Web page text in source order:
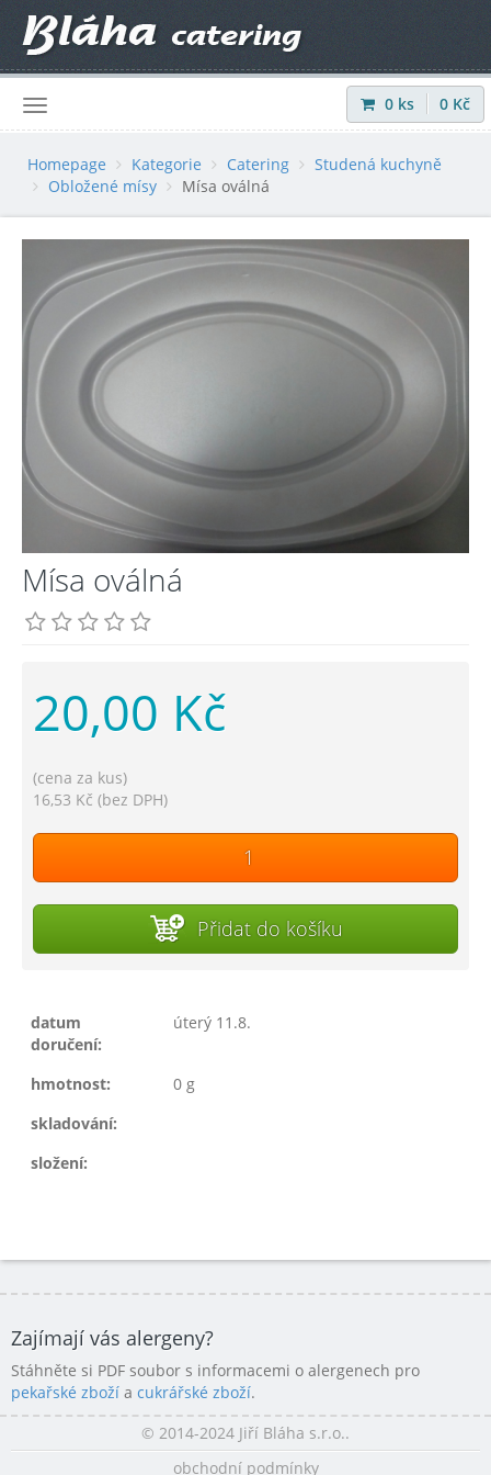
Přihlásit |Registrovat
0 ks 0 Kč
Homepage Kategorie Catering
Studená kuchyně
Obložené mísy
Mísa oválná
Mísa oválná
20,00 Kč
(cena za kus)
16,53 Kč (bez DPH)
Přidat do košíku
datum
doručení:
úterý 11.8.
hmotnost:
0 g
skladování:
složení:
Zajímají vás alergeny?
Stáhněte si PDF soubor s informacemi o alergenech pro
pekařské zboží a cukrářské zboží.
© 2014-2024 Jiří Bláha s.r.o..
obchodní podmínky